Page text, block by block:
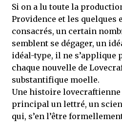
Si on a lu toute la
Providence et les quelques
consacrés, un certain
semblent se dégager, un
idéal-type, il ne s’applique
chaque nouvelle de
substantifique moelle.
Une histoire lovecraftienne
principal un lettré, un
qui, s’en l’être